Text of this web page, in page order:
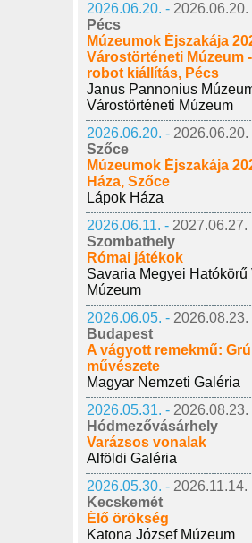
2026.06.20. - 2026.06.20.
Pécs
Múzeumok Éjszakája
Várostörténeti Múzeum
robot kiállítás, Pécs
Janus Pannonius
Várostörténeti Múzeum
2026.06.20. - 2026.06.20.
Szőce
Múzeumok Éjszakája
Háza, Szőce
Lápok Háza
2026.06.11. - 2027.06.27.
Szombathely
Római játékok
Savaria Megyei Hatókörű
Múzeum
2026.06.05. - 2026.08.23.
Budapest
A vágyott remekmű:
művészete
Magyar Nemzeti Galéria
2026.05.31. - 2026.08.23.
Hódmezővásárhely
Varázsos vonalak
Alföldi Galéria
2026.05.30. - 2026.11.14.
Kecskemét
Élő örökség
Katona József Múzeum